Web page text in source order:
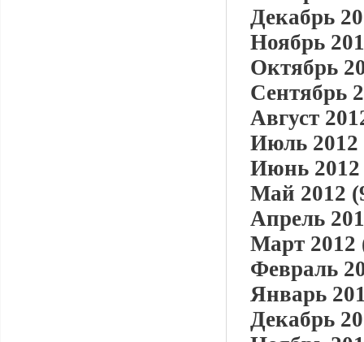
Декабрь
Ноябрь
Октябрь
Сентябрь
Август
Июль 2012
Июнь 2012
Май 2012
Апрель
Март 2012
Февраль
Январь
Декабрь